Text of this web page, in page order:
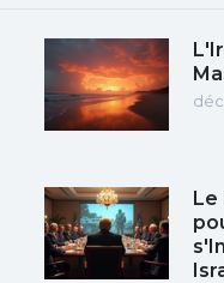
Le